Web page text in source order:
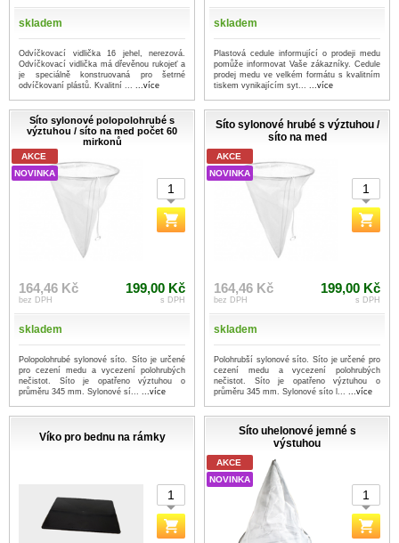
skladem
Odvíčkovací vidlička 16 jehel, nerezová.
Odvíčkovací vidlička má dřevěnou rukojeť a
je speciálně konstruovaná pro šetrné
odvíčkovaní plástů. Kvalitní ... ...více
skladem
Plastová cedule informující o prodeji medu
pomůže informovat Vaše zákazníky. Cedule
prodej medu ve velkém formátu s kvalitním
tiskem vynikajícím syt... ...více
Síto sylonové polopolohrubé s
výztuhou / síto na med počet 60
mirkonů
AKCE
NOVINKA
164,46 Kč
bez DPH
199,00 Kč
s DPH
skladem
Polopolohrubé sylonové síto. Síto je určené
pro cezení medu a vycezení polohrubých
nečistot. Síto je opatřeno výztuhou o
průměru 345 mm. Sylonové sí... ...více
Síto sylonové hrubé s výztuhou /
síto na med
AKCE
NOVINKA
164,46 Kč
bez DPH
199,00 Kč
s DPH
skladem
Polohrubší sylonové síto. Síto je určené pro
cezení medu a vycezení polohrubých
nečistot. Síto je opatřeno výztuhou o
průměru 345 mm. Sylonové síto l... ...více
Víko pro bednu na rámky
Síto uhelonové jemné s
výstuhou
AKCE
NOVINKA